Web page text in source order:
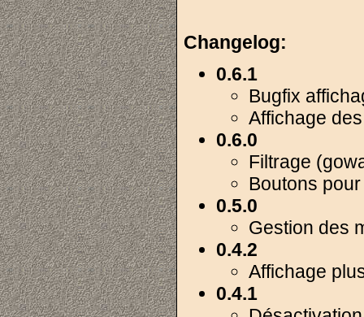
Changelog:
0.6.1
Bugfix
Affichage
0.6.0
Filtrage
Boutons
0.5.0
Gestion des
0.4.2
Affichage
0.4.1